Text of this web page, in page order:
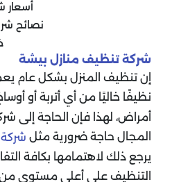
أسعار
نصائح
شركة تنظيف منازل بيشة
إن تنظيف المنزل بشكل عام
نظيفًا خاليًا من أي أتربة أو
أمراض، لهذا فإن الحاجة
المجال حاجة ضرورية مثل
يرجع ذلك لاهتمامها بكافة
التنظيف على أعلى مستوى من